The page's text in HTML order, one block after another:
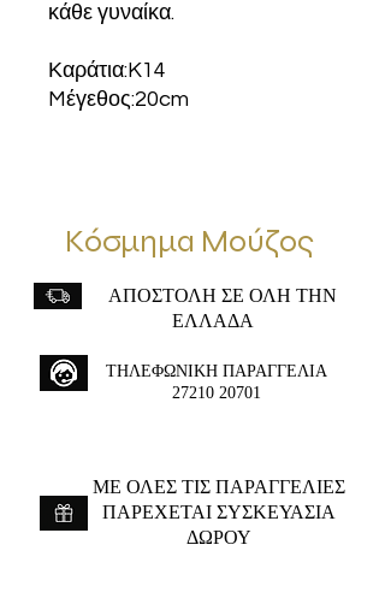
κάθε γυναίκα.
Καράτια:K14
Mέγεθος:20cm
Κόσμημα Μούζος
ΑΠΟΣΤΟΛΗ ΣΕ ΟΛΗ ΤΗΝ
ΕΛΛΑΔΑ
ΤΗΛΕΦΩΝΙΚΗ ΠΑΡΑΓΓΕΛΙΑ
27210 20701
ME ΟΛΕΣ ΤΙΣ ΠΑΡΑΓΓΕΛΙΕΣ
ΠΑΡΕΧΕΤΑΙ ΣΥΣΚΕΥΑΣΙΑ
ΔΩΡΟΥ